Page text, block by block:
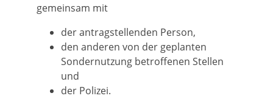
gemeinsam mit
der antragstellenden Person,
den anderen von der geplanten
Sondernutzung betroffenen Stellen
und
der Polizei.